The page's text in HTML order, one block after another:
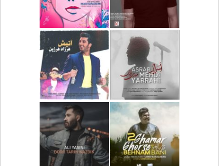
دانلود آهنگ جدید رضا
بهرام بنام نگار
دانلود آهنگ جدید علی
لهراسبی بنام صورت
دانلود آهنگ جدید مهدی
یراحی بنام اسرار
دانلود آهنگ جدید فرزاد
فرزین بنام آتیش